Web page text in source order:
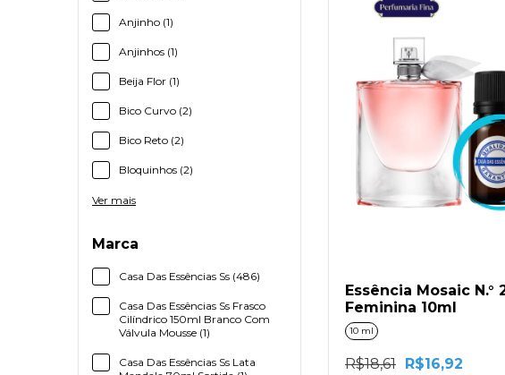
Anjinho (1)
Anjinhos (1)
Beija Flor (1)
Bico Curvo (2)
Bico Reto (2)
Bloquinhos (2)
Ver mais
Marca
Casa Das Essências Ss (486)
Casa Das Essências Ss Frasco
Cilíndrico 150ml Branco Com
Válvula Mousse (1)
Casa Das Essências Ss Lata
Essência Mosaic N.°
Feminina 10ml
10 ml
R$18,61 R$16,92